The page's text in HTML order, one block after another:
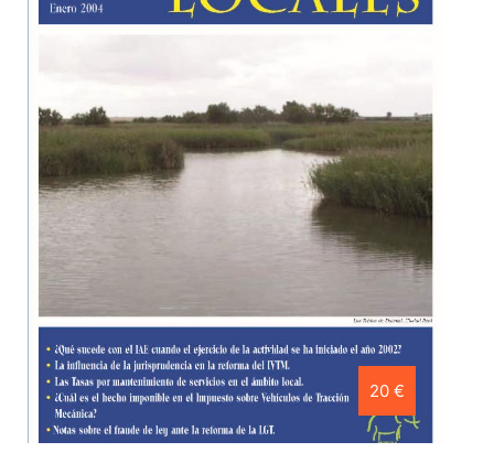
20 €